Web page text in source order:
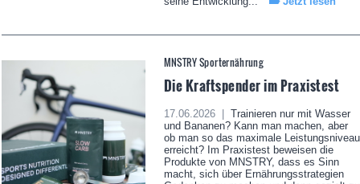
MNSTRY Sporternährung
Die Kraftspender im Praxistest
17.06.2026 |
Trainieren nur mit Wasser
und Bananen? Kann man machen, aber
ob man so das maximale Leistungsniveau
erreicht? Im Praxistest beweisen die
Produkte von MNSTRY, dass es Sinn
macht, sich über Ernährungsstrategien